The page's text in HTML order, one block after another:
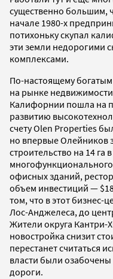
существенно большим,
начале 1980-х
потихоньку скупал
эти земли недорогими
комплексами.
По-настоящему
на рынке
Калифорнии пошла на
развитию
счету Olen Properties
но впервые Олейников
строительство на 14 га
офисных зданий,
объем инвестиций —
том, что в этот бизнес-
Лос-Анджелеса, до
Жители округа Кантри-
новостройка снизит
перестанет считаться
власти были озабочены
дороги.